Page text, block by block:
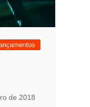
de 2018